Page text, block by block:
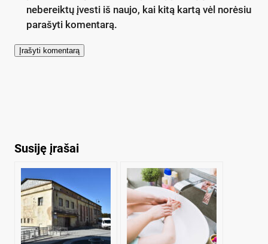
nebereiktų įvesti iš naujo, kai kitą kartą vėl norėsiu
parašyti komentarą.
Susiję įrašai